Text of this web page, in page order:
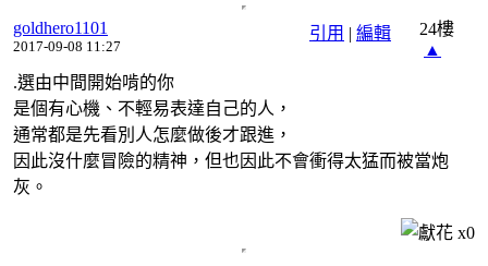
引用 | 編輯
goldhero1101
2017-09-08 11:27
24樓
▲
.選由中間開始啃的你
是個有心機、不輕易表達自己的人，
通常都是先看別人怎麼做後才跟進，
因此沒什麼冒險的精神，但也因此不會衝得太猛而被當炮
灰。
x0